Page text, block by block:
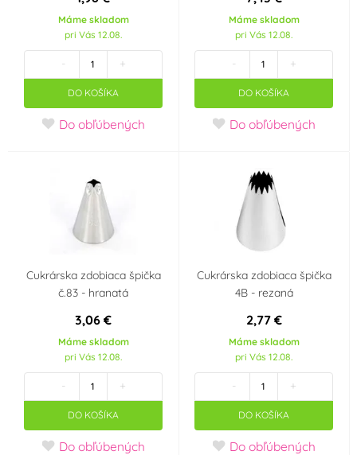
Máme skladom
pri Vás 12.08.
- +
DO KOŠÍKA
Do obľúbených
Máme skladom
pri Vás 12.08.
- +
DO KOŠÍKA
Do obľúbených
Cukrárska zdobiaca špička
č.83 - hranatá
3,06 €
Máme skladom
pri Vás 12.08.
- +
DO KOŠÍKA
Do obľúbených
Cukrárska zdobiaca špička
4B - rezaná
2,77 €
Máme skladom
pri Vás 12.08.
- +
DO KOŠÍKA
Do obľúbených